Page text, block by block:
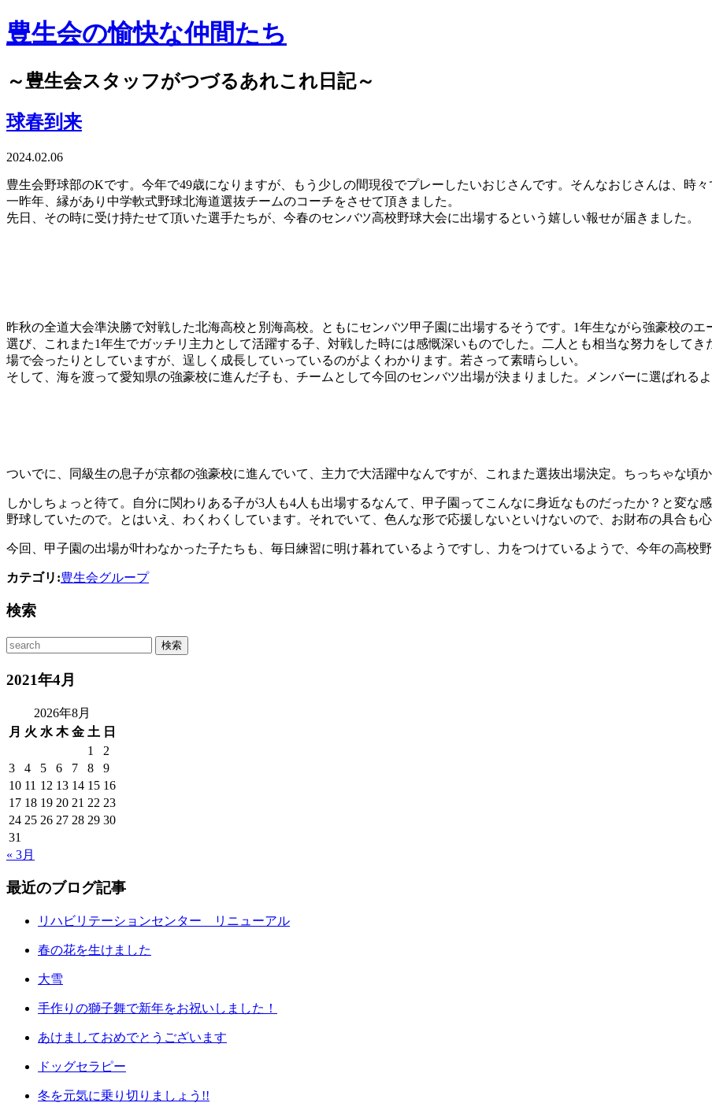
豊生会の愉快な仲間たち
～豊生会スタッフがつづるあれこれ日記～
球春到来
2024.02.06
豊生会野球部のKです。今年で49歳になりますが、もう少しの間現役でプレーしたいおじさんです。そんなおじさんは、時
一昨年、縁があり中学軟式野球北海道選抜チームのコーチをさせて頂きました。
先日、その時に受け持たせて頂いた選手たちが、今春のセンバツ高校野球大会に出場するという嬉しい報せが届きました。
昨秋の全道大会準決勝で対戦した北海高校と別海高校。ともにセンバツ甲子園に出場するそうです。1年生ながら強豪校の
選び、これまた1年生でガッチリ主力として活躍する子、対戦した時には感慨深いものでした。二人とも相当な努力をして
場で会ったりとしていますが、逞しく成長していっているのがよくわかります。若さって素晴らしい。
そして、海を渡って愛知県の強豪校に進んだ子も、チームとして今回のセンバツ出場が決まりました。メンバーに選ばれる
ついでに、同級生の息子が京都の強豪校に進んでいて、主力で大活躍中なんですが、これまた選抜出場決定。ちっちゃな頃
しかしちょっと待て。自分に関わりある子が3人も4人も出場するなんて、甲子園ってこんなに身近なものだったか？と変な
野球していたので。とはいえ、わくわくしています。それでいて、色んな形で応援しないといけないので、お財布の具合も心
今回、甲子園の出場が叶わなかった子たちも、毎日練習に明け暮れているようですし、力をつけているようで、今年の高校
カテゴリ:豊生会グループ
検索
2021年4月
2026年8月
月 火 水 木 金 土 日
1
2
3
4 5 6 7 8
9
10 11 12 13 14 15 16
17 18 19 20 21 22 23
24 25 26 27 28 29 30
31
« 3月
最近のブログ記事
リハビリテーションセンター リニューアル
春の花を生けました
大雪
手作りの獅子舞で新年をお祝いしました！
あけましておめでとうございます
ドッグセラピー
冬を元気に乗り切りましょう!!